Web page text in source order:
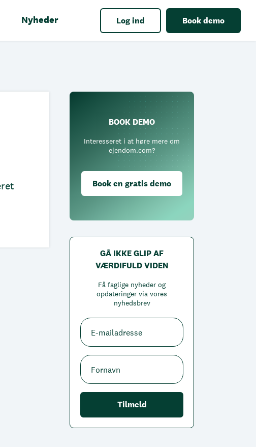
Nyheder Log ind Book demo
BOOK DEMO
Interesseret i at høre mere om
ejendom.com?
Book en gratis demo
GÅ IKKE GLIP AF
VÆRDIFULD VIDEN
Få faglige nyheder og
opdateringer via vores
nyhedsbrev